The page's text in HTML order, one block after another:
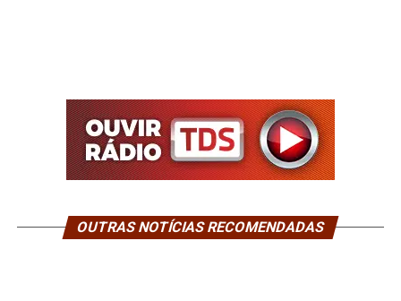
OUTRAS NOTÍCIAS RECOMENDADAS